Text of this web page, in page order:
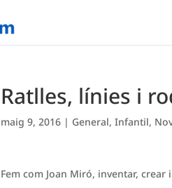
Ratlles, línies i
maig 9, 2016 | General,Infantil,
Fem com Joan Miró, inventar, crear